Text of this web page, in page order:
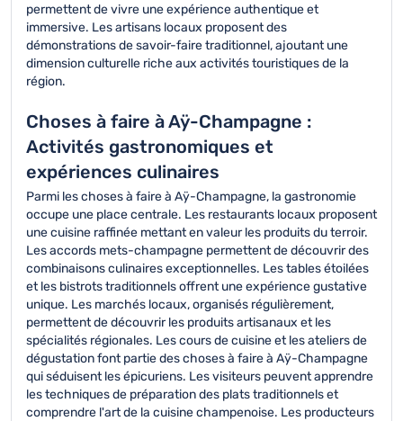
permettent de vivre une expérience authentique et
immersive. Les artisans locaux proposent des
démonstrations de savoir-faire traditionnel, ajoutant une
dimension culturelle riche aux activités touristiques de la
région.
Choses à faire à Aÿ-Champagne :
Activités gastronomiques et
expériences culinaires
Parmi les choses à faire à Aÿ-Champagne, la gastronomie
occupe une place centrale. Les restaurants locaux proposent
une cuisine raffinée mettant en valeur les produits du terroir.
Les accords mets-champagne permettent de découvrir des
combinaisons culinaires exceptionnelles. Les tables étoilées
et les bistrots traditionnels offrent une expérience gustative
unique. Les marchés locaux, organisés régulièrement,
permettent de découvrir les produits artisanaux et les
spécialités régionales. Les cours de cuisine et les ateliers de
dégustation font partie des choses à faire à Aÿ-Champagne
qui séduisent les épicuriens. Les visiteurs peuvent apprendre
les techniques de préparation des plats traditionnels et
comprendre l'art de la cuisine champenoise. Les producteurs